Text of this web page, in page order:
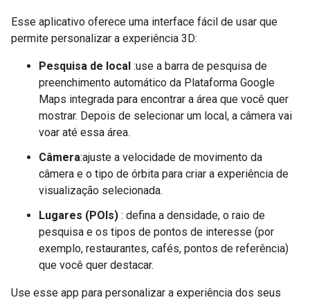
Esse aplicativo oferece uma interface fácil de usar que
permite personalizar a experiência 3D:
Pesquisa de local :use a barra de pesquisa de
preenchimento automático da Plataforma Google
Maps integrada para encontrar a área que você quer
mostrar. Depois de selecionar um local, a câmera vai
voar até essa área.
Câmera:ajuste a velocidade de movimento da
câmera e o tipo de órbita para criar a experiência de
visualização selecionada.
Lugares (POIs) : defina a densidade, o raio de
pesquisa e os tipos de pontos de interesse (por
exemplo, restaurantes, cafés, pontos de referência)
que você quer destacar.
Use esse app para personalizar a experiência dos seus